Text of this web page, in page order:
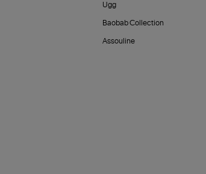
Ugg
Baobab Collection
Assouline